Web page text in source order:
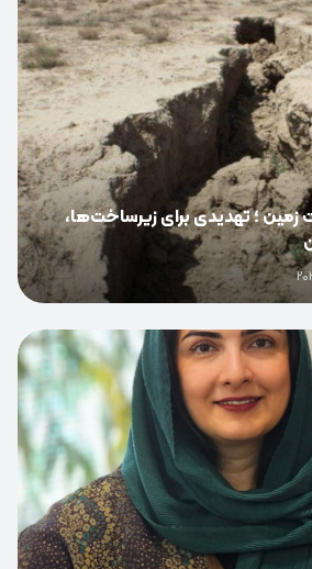
؛ تهدیدی برای زیرساخت‌ها،